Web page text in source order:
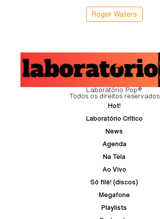
Roger Waters
Laboratório Pop®
Todos os direitos reservados
Hot!
Laboratório Crítico
News
Agenda
Na Tela
Ao Vivo
Só filé! (discos)
Megafone
Playlists